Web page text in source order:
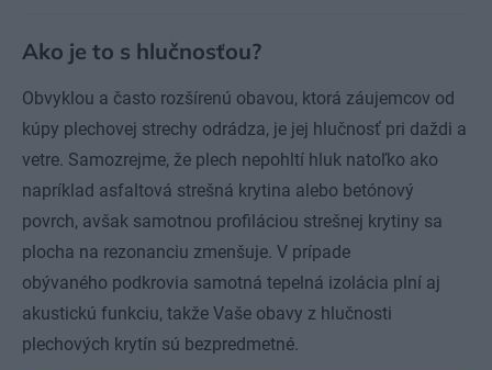
Ako je to s hlučnosťou?
Obvyklou a často rozšírenú obavou, ktorá záujemcov od
kúpy plechovej strechy odrádza, je jej hlučnosť pri daždi a
vetre. Samozrejme, že plech nepohltí hluk natoľko ako
napríklad asfaltová strešná krytina alebo betónový
povrch, avšak samotnou profiláciou strešnej krytiny sa
plocha na rezonanciu zmenšuje. V prípade
obývaného podkrovia samotná tepelná izolácia plní aj
akustickú funkciu, takže Vaše obavy z hlučnosti
plechových krytín sú bezpredmetné.